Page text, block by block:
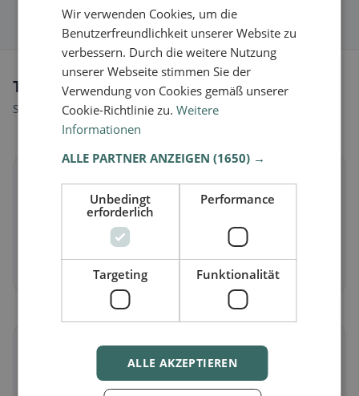
Tipi di alimentazione a Bore
Scopri ristoranti adatti al tuo stile alimentare.
🌱
in Bore
Piatti vegetali e cucina vegana
Scopri ora →
Vegetarianoin Bore
Wir verwenden Cookies, um die
Benutzerfreundlichkeit unserer Website zu
verbessern. Durch die weitere Nutzung
unserer Webseite stimmen Sie der
Verwendung von Cookies gemäß unserer
Cookie-Richtlinie zu.Weitere
Informationen
ALLE PARTNER ANZEIGEN(1650) →
Unbedingt
erforderlich
Performance
Targeting Funktionalität
ALLE AKZEPTIEREN